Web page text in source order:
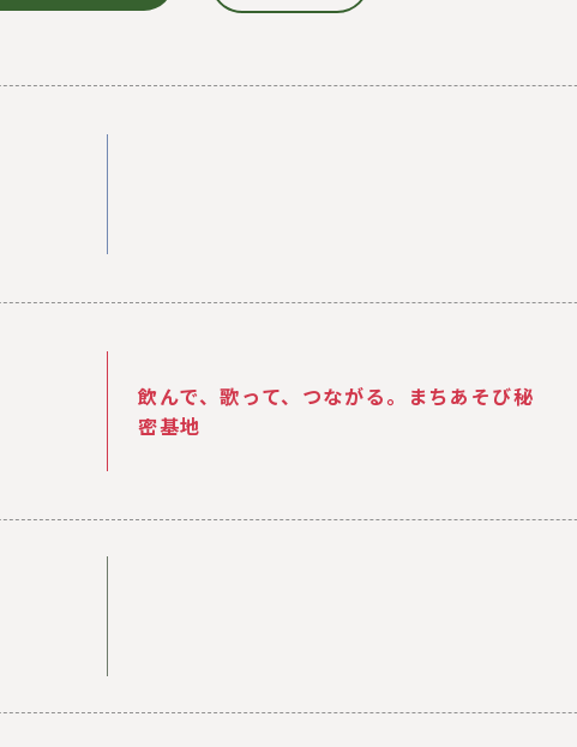
飲んで、歌って、つながる。まちあそび秘
密基地